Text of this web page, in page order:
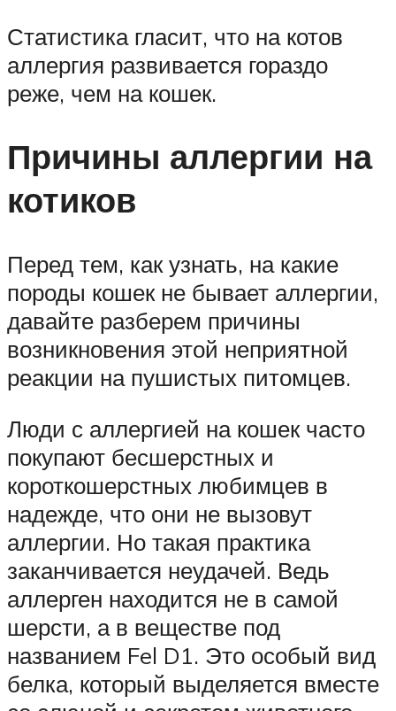
Статистика гласит, что на котов
аллергия развивается гораздо
реже, чем на кошек.
Причины аллергии на
котиков
Перед тем, как узнать, на какие
породы кошек не бывает аллергии,
давайте разберем причины
возникновения этой неприятной
реакции на пушистых питомцев.
Люди с аллергией на кошек часто
покупают бесшерстных и
короткошерстных любимцев в
надежде, что они не вызовут
аллергии. Но такая практика
заканчивается неудачей. Ведь
аллерген находится не в самой
шерсти, а в веществе под
названием Fel D1. Это особый вид
белка, который выделяется вместе